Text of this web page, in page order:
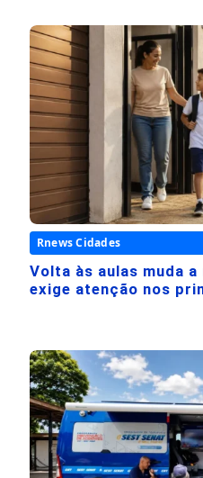
Rnews Cidades
Volta às aulas muda
exige atenção nos